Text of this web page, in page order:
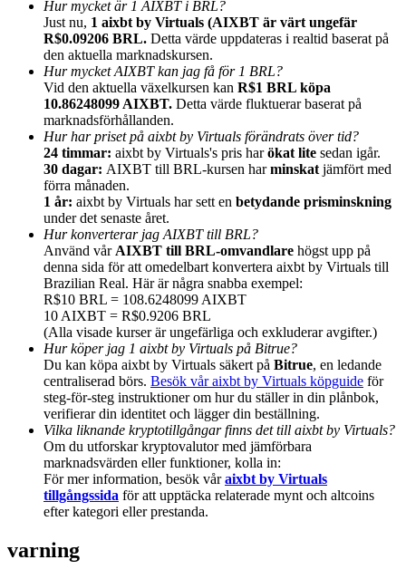
Hänvisning
Bjud in en vän för att få kontantbelöningar
BTC Welcome Rewards
BTC Welcome Rewards
Deposit & Trade BTC to Share 25000 USDT prize pool!
Deposit CASHCAT & Win
Share 500000 CASHCAT prize pool
Hur mycket är 1 AIXBT i BRL?
Just nu, 1 aixbt by Virtuals (AIXBT är värt ungefär
R$0.09206 BRL. Detta värde uppdateras i realtid baserat på
den aktuella marknadskursen.
Hur mycket AIXBT kan jag få för 1 BRL?
Vid den aktuella växelkursen kan R$1 BRL köpa
10.86248099 AIXBT. Detta värde fluktuerar baserat på
marknadsförhållanden.
Hur har priset på aixbt by Virtuals förändrats över tid?
24 timmar: aixbt by Virtuals's pris harökat lite sedan igår.
30 dagar: AIXBT till BRL-kursen harminskat jämfört med
förra månaden.
1 år: aixbt by Virtuals har sett en betydande prisminskning
under det senaste året.
Hur konverterar jag AIXBT till BRL?
Använd vår AIXBT till BRL-omvandlare högst upp på
denna sida för att omedelbart konvertera aixbt by Virtuals till
Brazilian Real. Här är några snabba exempel:
R$10 BRL = 108.6248099 AIXBT
10 AIXBT = R$0.9206 BRL
(Alla visade kurser är ungefärliga och exkluderar avgifter.)
Hur köper jag 1 aixbt by Virtuals på Bitrue?
Du kan köpa aixbt by Virtuals säkert på Bitrue, en ledande
centraliserad börs. Besök vår aixbt by Virtuals köpguide för
steg-för-steg instruktioner om hur du ställer in din plånbok,
verifierar din identitet och lägger din beställning.
Vilka liknande kryptotillgångar finns det till aixbt by Virtuals?
Om du utforskar kryptovalutor med jämförbara
marknadsvärden eller funktioner, kolla in:
För mer information, besök våraixbt by Virtuals
tillgångssida för att upptäcka relaterade mynt och altcoins
efter kategori eller prestanda.
varning